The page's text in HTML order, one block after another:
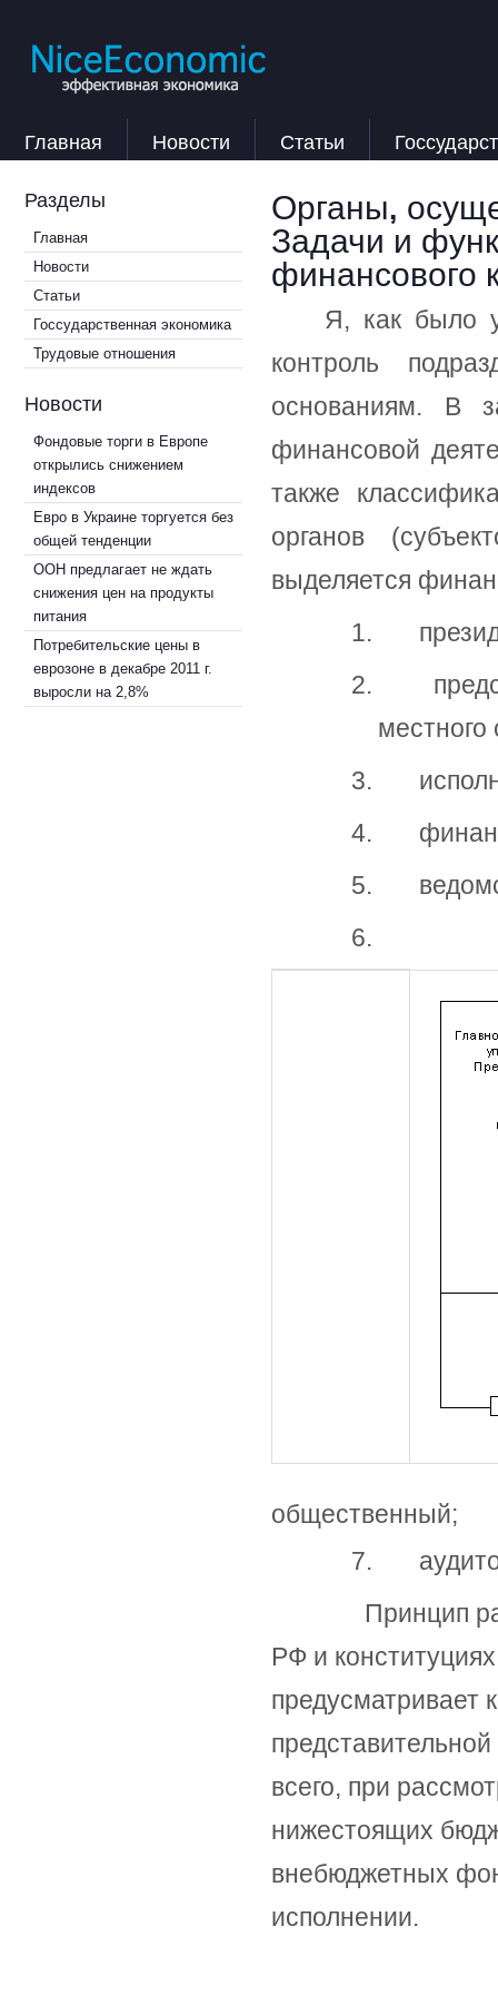
Главная Новости Статьи
Разделы
Главная
Новости
Статьи
Госсударственная экономика
Трудовые отношения
Новости
Фондовые торги в Европе
открылись снижением
индексов
Евро в Украине торгуется без
общей тенденции
ООН предлагает не ждать
снижения цен на продукты
питания
Потребительские цены в
еврозоне в декабре 2011 г.
выросли на 2,8%
Органы,
Задачи и
финансового
Я, как было
контроль
основаниям. В
финансовой
также
органов
выделяется
1.
2.
местного
3.
4.
5.
6.
общественный;
7.
Принцип
РФ и
предусматривает
всего, при
нижестоящих
внебюджетных
исполнении.